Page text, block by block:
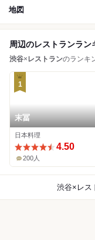
地図
周辺のレストランラン
渋谷× レストランのランキ
1
末冨
日本料理
4.50
200人
渋谷×レス